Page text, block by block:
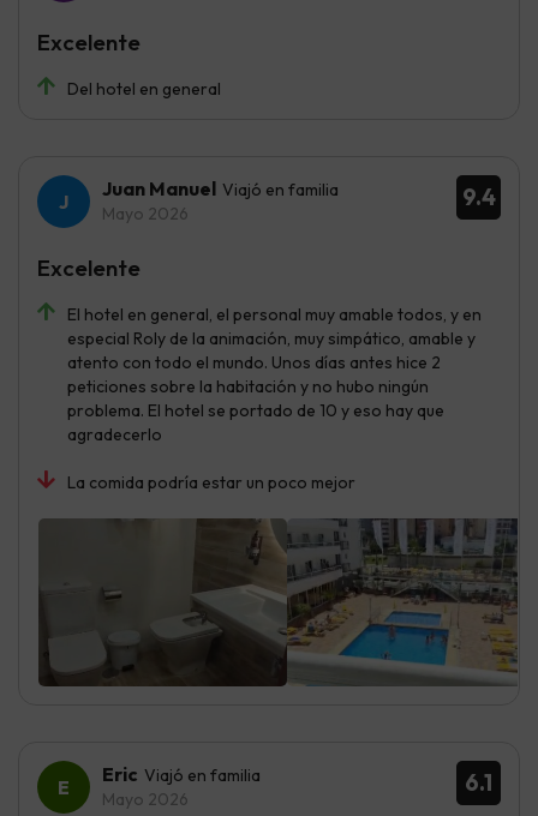
Del hotel en general
Excelente
9.4
Juan Manuel Viajó en familia
Mayo 2026
El hotel en general, el personal muy amable todos, y en
especial Roly de la animación, muy simpático, amable y
atento con todo el mundo. Unos días antes hice 2
peticiones sobre la habitación y no hubo ningún
problema. El hotel se portado de 10 y eso hay que
agradecerlo
La comida podría estar un poco mejor
Excelente
6.1
Eric Viajó en familia
Mayo 2026